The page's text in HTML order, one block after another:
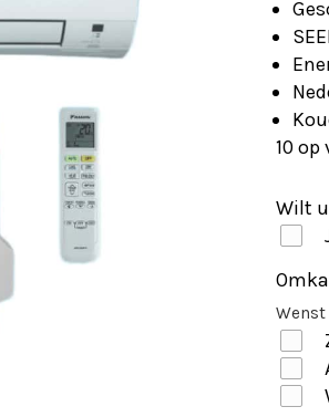
10 op
Wilt